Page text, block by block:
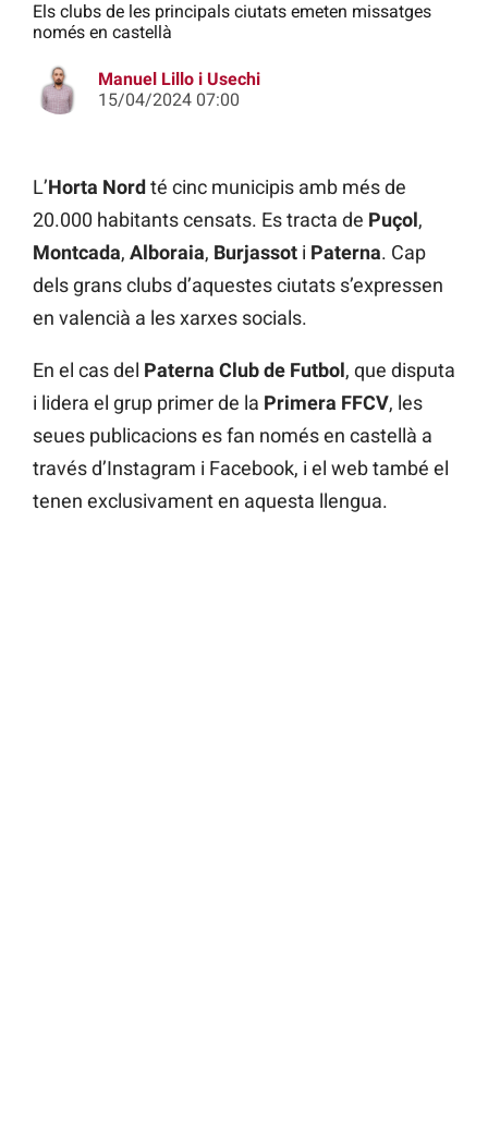
Els clubs de les principals ciutats emeten missatges
només en castellà
Manuel Lillo i Usechi
15/04/2024 07:00
L’Horta Nord té cinc municipis amb més de
20.000 habitants censats. Es tracta de Puçol,
Montcada, Alboraia, Burjassot i Paterna. Cap
dels grans clubs d’aquestes ciutats s’expressen
en valencià a les xarxes socials.
En el cas del Paterna Club de Futbol, que disputa
i lidera el grup primer de la Primera FFCV, les
seues publicacions es fan només en castellà a
través d’Instagram i Facebook, i el web també el
tenen exclusivament en aquesta llengua.